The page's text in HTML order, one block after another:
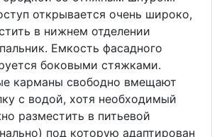
открывается очень широко,
в нижнем отделении
Емкость фасадного
боковыми стяжками.
карманы свободно вмещают
с водой, хотя необходимый
разместить в питьевой
под которую адаптирован